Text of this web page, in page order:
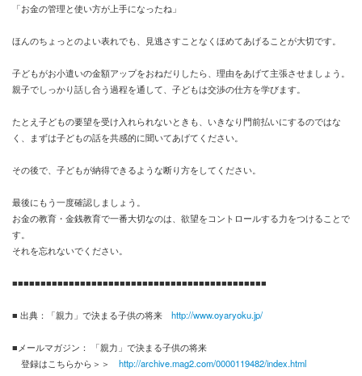
「お金の管理と使い方が上手になったね」
ほんのちょっとのよい表れでも、見逃さすことなくほめてあげることが大切です。
子どもがお小遣いの金額アップをおねだりしたら、理由をあげて主張させましょう。
親子でしっかり話し合う過程を通して、子どもは交渉の仕方を学びます。
たとえ子どもの要望を受け入れられないときも、いきなり門前払いにするのではな
く、まずは子どもの話を共感的に聞いてあげてください。
その後で、子どもが納得できるような断り方をしてください。
最後にもう一度確認しましょう。
お金の教育・金銭教育で一番大切なのは、欲望をコントロールする力をつけることで
す。
それを忘れないでください。
■■■■■■■■■■■■■■■■■■■■■■■■■■■■■■■■■■■■■■■■■■■■■
■ 出典：「親力」で決まる子供の将来 http://www.oyaryoku.jp/
■メールマガジン： 「親力」で決まる子供の将来
登録はこちらから＞＞ http://archive.mag2.com/0000119482/index.html